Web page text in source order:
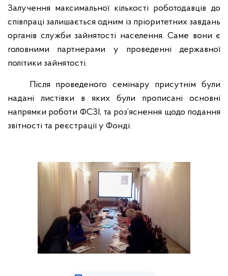
Залучення максимальної кількості роботодавців до
співпраці залишається одним із пріоритетних завдань
органів служби зайнятості населення. Саме вони є
головними партнерами у проведенні державної
політики зайнятості.
Після проведеного семінару присутнім були
надані листівки в яких були прописані основні
напрямки роботи ФСЗІ, та роз’яснення щодо подання
звітності та реєстрації у Фонді.